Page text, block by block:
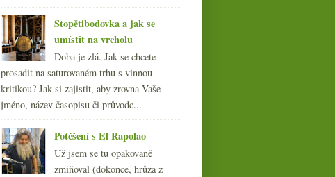
Stopětibodovka a jak se
umístit na vrcholu
Doba je zlá. Jak se chcete
prosadit na saturovaném trhu s vinnou
kritikou? Jak si zajistit, aby zrovna Vaše
jméno, název časopisu či průvodc...
Potěšení s El Rapolao
Už jsem se tu opakovaně
zmiňoval (dokonce, hrůza z